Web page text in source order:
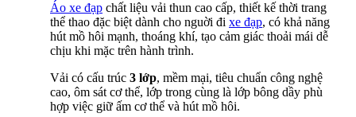
Áo xe đạp chất liệu vải thun cao cấp, thiết kế thời trang
thể thao đặc biệt dành cho nguời đi xe đạp, có khả năng
hút mồ hôi mạnh, thoáng khí, tạo cảm giác thoải mái dễ
chịu khi mặc trên hành trình.
Vải có cấu trúc 3 lớp, mềm mại, tiêu chuẩn công nghệ
cao, ôm sát cơ thể, lớp trong cùng là lớp bông dầy phù
hợp việc giữ ấm cơ thể và hút mồ hôi.